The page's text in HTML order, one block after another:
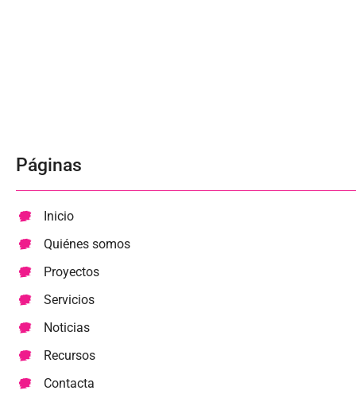
Páginas
Inicio
Quiénes somos
Proyectos
Servicios
Noticias
Recursos
Contacta